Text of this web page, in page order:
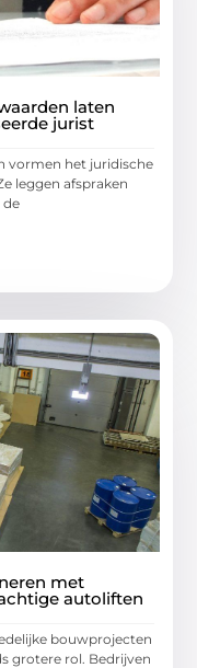
laten
jurist
vormen het juridische
leggen afspraken
de
met
autoliften
bouwprojecten
grotere rol. Bedrijven